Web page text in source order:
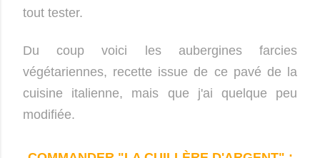
tout tester.
Du coup voici les aubergines farcies
végétariennes, recette issue de ce pavé de la
cuisine italienne, mais que j'ai quelque peu
modifiée.